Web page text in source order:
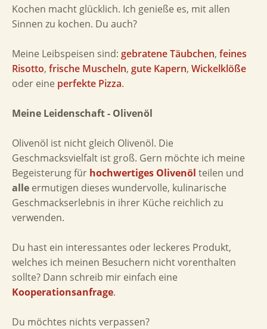
Kochen macht glücklich. Ich genieße es, mit allen
Sinnen zu kochen. Du auch?
Meine Leibspeisen sind: gebratene Täubchen, feines
Risotto, frische Muscheln, gute Kapern, Wickelklöße
oder eine perfekte Pizza.
Meine Leidenschaft - Olivenöl
Olivenöl ist nicht gleich Olivenöl. Die
Geschmacksvielfalt ist groß. Gern möchte ich meine
Begeisterung für hochwertiges Olivenöl teilen und
alle ermutigen dieses wundervolle, kulinarische
Geschmackserlebnis in ihrer Küche reichlich zu
verwenden.
Du hast ein interessantes oder leckeres Produkt,
welches ich meinen Besuchern nicht vorenthalten
sollte? Dann schreib mir einfach eine
Kooperationsanfrage.
Du möchtes nichts verpassen?